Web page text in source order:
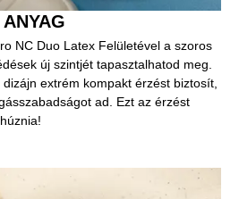
NC Duo Latex Felületével a szoros
új szintjét tapasztalhatod meg.
extrém kompakt érzést biztosít,
ad. Ezt az érzést